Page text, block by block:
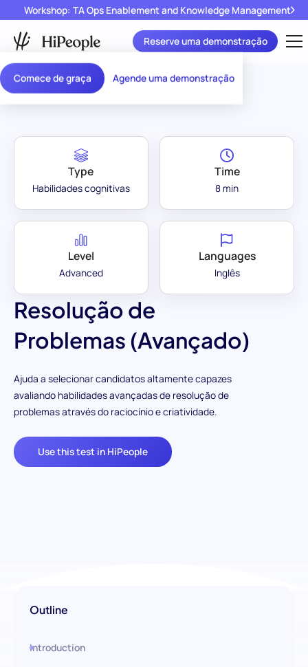
Comece de graça Agende uma demonstração
Workshop: TA Ops Enablement and Knowledge Management
Reserve uma demonstração
Assessment
Library
/
(Avançado)
Resolução de
Problemas (Avançado)
Ajuda a selecionar candidatos altamente capazes
avaliando habilidades avançadas de resolução de
problemas através do raciocínio e criatividade.
Use this test in HiPeople
Type
Habilidades cognitivas
Time
8 min
Level
Advanced
Languages
Inglês
Outline
Introduction